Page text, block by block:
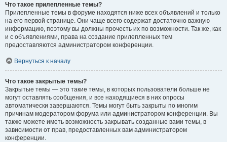
Что такое прилепленные темы?
Прилепленные темы в форуме находятся ниже всех объявлений и только
на его первой странице. Они чаще всего содержат достаточно важную
информацию, поэтому вы должны прочесть их по возможности. Так же, как
и с объявлениями, права на создание прилепленных тем
предоставляются администратором конференции.
Вернуться к началу
Что такое закрытые темы?
Закрытые темы — это такие темы, в которых пользователи больше не
могут оставлять сообщения, и все находящиеся в них опросы
автоматически завершаются. Темы могут быть закрыты по многим
причинам модератором форума или администратором конференции. Вы
также можете иметь возможность закрывать созданные вами темы, в
зависимости от прав, предоставленных вам администратором
конференции.